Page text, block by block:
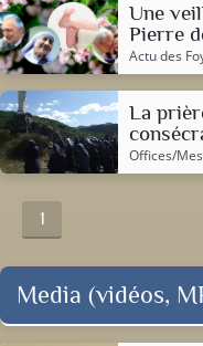
Une
Pierre
Actu des
La
Offices/
1
Media (vidéos,